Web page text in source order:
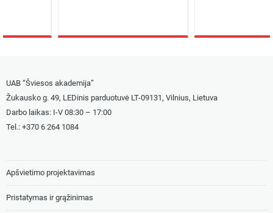
UAB “Šviesos akademija”
Žukausko g. 49, LEDinis parduotuvė LT-09131, Vilnius, Lietuva
Darbo laikas: I-V 08:30 – 17:00
Tel.: +370 6 264 1084
Apšvietimo projektavimas
Pristatymas ir grąžinimas